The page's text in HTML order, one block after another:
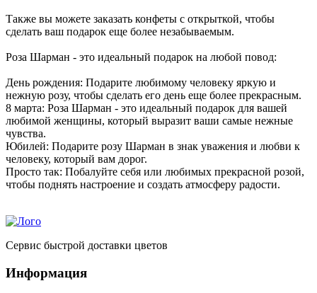
Также вы можете заказать конфеты с открыткой, чтобы
сделать ваш подарок еще более незабываемым.
Роза Шарман - это идеальный подарок на любой повод:
День рождения: Подарите любимому человеку яркую и
нежную розу, чтобы сделать его день еще более прекрасным.
8 марта: Роза Шарман - это идеальный подарок для вашей
любимой женщины, который выразит ваши самые нежные
чувства.
Юбилей: Подарите розу Шарман в знак уважения и любви к
человеку, который вам дорог.
Просто так: Побалуйте себя или любимых прекрасной розой,
чтобы поднять настроение и создать атмосферу радости.
Сервис быстрой доставки цветов
Информация